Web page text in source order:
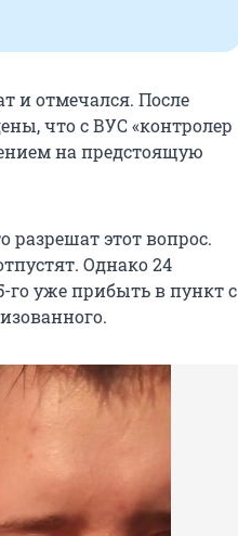
и отмечался. После
что с ВУС «контролер
на предстоящую
этот вопрос.
Однако 24
го уже прибыть в пункт с